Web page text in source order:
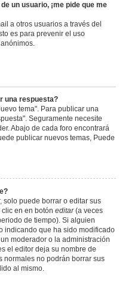
un usuario, ¡me pide que me
a otros usuarios a través del
es para prevenir el uso
una respuesta?
tema". Para publicar una
Seguramente necesite
Abajo de cada foro encontrará
publicar nuevos temas, Puede
solo puede borrar o editar sus
en en botón editar(a veces
de tiempo). Si alguien
indicando que ha sido modificado
moderador o la administración
el editor deja su nombre de
normales no podrán borrar sus
al mismo.